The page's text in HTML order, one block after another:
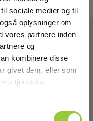
sociale medier og til
oplysninger om
vores partnere inden
og
kombinere disse
givet dem, eller som
tjenester.